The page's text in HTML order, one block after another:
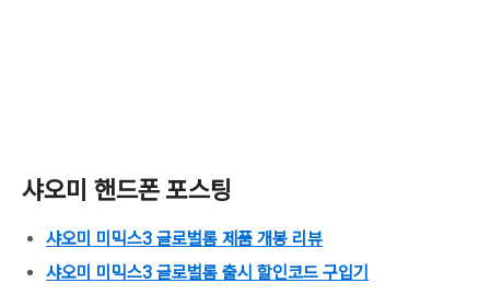
샤오미 핸드폰 포스팅
샤오미 미믹스3 글로벌롬 제품 개봉 리뷰
샤오미 미믹스3 글로벌롬 출시 할인코드 구입기